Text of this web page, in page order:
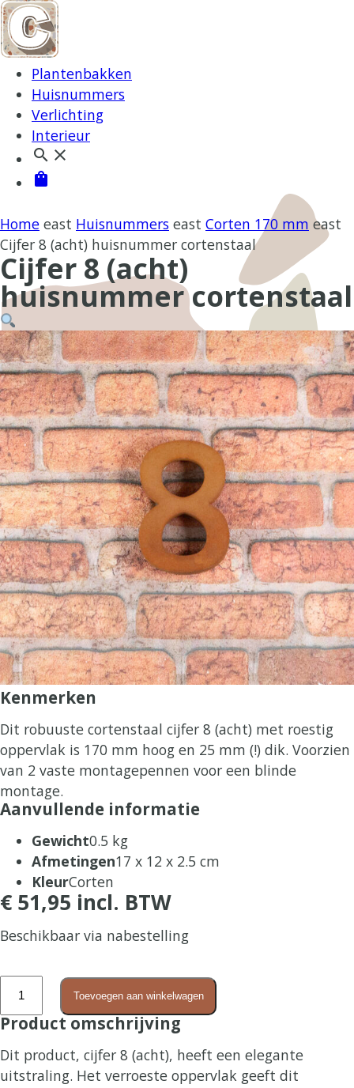
Plantenbakken
Huisnummers
Verlichting
Interieur
search close
shopping_bag
Home east Huisnummers east Corten 170 mm east
Cijfer 8 (acht) huisnummer cortenstaal
Cijfer 8 (acht)
huisnummer cortenstaal
Kenmerken
Dit robuuste cortenstaal cijfer 8 (acht) met roestig
oppervlak is 170 mm hoog en 25 mm (!) dik. Voorzien
van 2 vaste montagepennen voor een blinde
montage.
Aanvullende informatie
Gewicht0.5 kg
Afmetingen17 x 12 x 2.5 cm
KleurCorten
€ 51,95 incl. BTW
Beschikbaar via nabestelling
(acht)
huisnummer
cortenstaal
Toevoegen aan winkelwagen
Product omschrijving
Dit product, cijfer 8 (acht), heeft een elegante
uitstraling. Het verroeste oppervlak geeft dit